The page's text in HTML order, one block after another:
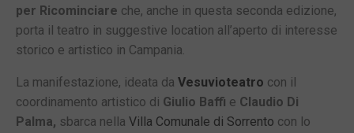
per Ricominciare che, anche in questa seconda edizione,
porta il teatro in suggestive location all’aperto di interesse
storico e artistico in Campania.
La manifestazione, ideata da Vesuvioteatro con il
coordinamento artistico di Giulio Baffi e Claudio Di
Palma, sbarca nella Villa Comunale di Sorrento con lo